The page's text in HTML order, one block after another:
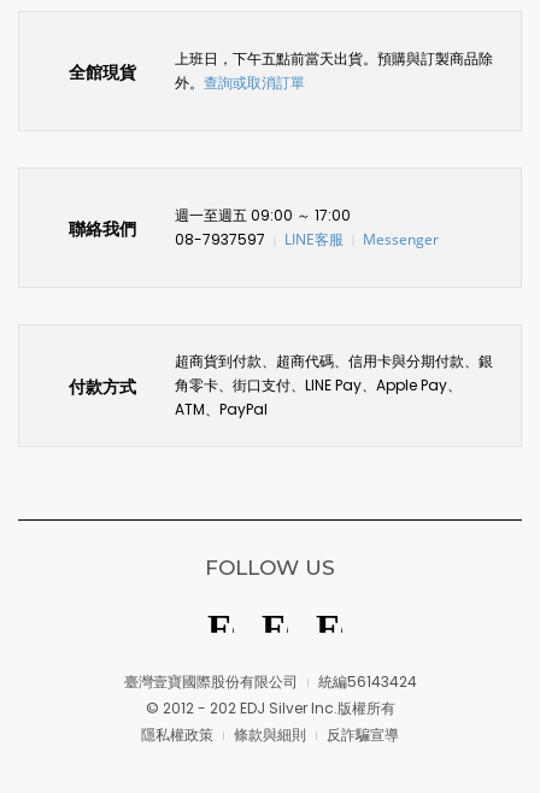
全館現貨
上班日，下午五點前當天出貨。預購與訂製商品除
外。 查詢或取消訂單
聯絡我們
週一至週五 09:00 ～ 17:00
08-7937597
LINE客服 Messenger
付款方式
超商貨到付款、超商代碼、信用卡與分期付款、銀
角零卡、街口支付、LINE Pay、Apple Pay、
ATM、PayPal
臺灣壹寶國際股份有限公司
統編56143424
© 2012 - 202 EDJ Silver Inc.版權所有
隱私權政策
條款與細則 反詐騙宣導
FOLLOW US